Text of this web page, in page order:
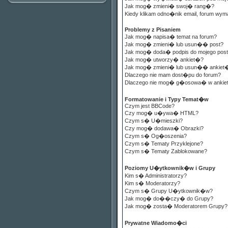
Jak mog� zmieni� swoj� rang�?
Kiedy klikam odno�nik email, forum
Problemy z Pisaniem
Jak mog� napisa� temat na forum?
Jak mog� zmieni� lub usun�� post?
Jak mog� doda� podpis do mojego
Jak mog� utworzy� ankiet�?
Jak mog� zmieni� lub usun��
Dlaczego nie mam dost�pu do forum?
Dlaczego nie mog� g�osowa� w
Formatowanie i Typy Temat�w
Czym jest BBCode?
Czy mog� u�ywa� HTML?
Czym s� U�mieszki?
Czy mog� dodawa� Obrazki?
Czym s� Og�oszenia?
Czym s� Tematy Przyklejone?
Czym s� Tematy Zablokowane?
Poziomy U�ytkownik�w i Grupy
Kim s� Administratorzy?
Kim s� Moderatorzy?
Czym s� Grupy U�ytkownik�w?
Jak mog� do��czy� do Grupy?
Jak mog� zosta� Moderatorem Grupy?
Prywatne Wiadomo�ci